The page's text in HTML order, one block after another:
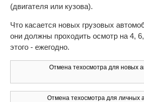
(двигателя или кузова).
Что касается новых грузовых
они должны проходить осмотр на 4,
этого - ежегодно.
Отмена техосмотра для новых
Отмена техосмотра для личных